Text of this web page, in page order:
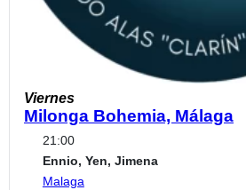
Viernes
Milonga Bohemia, Málaga
21:00
Ennio, Yen, Jimena
Malaga